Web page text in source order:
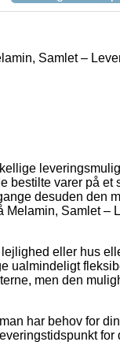
Samlet –
bestilte varer på et
desuden den
Melamin, Samlet –
eller hus
ualmindeligt
men den
har behov for